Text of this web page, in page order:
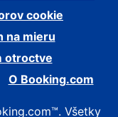
cookie
na mieru
otroctve
O Booking.com
Všetky